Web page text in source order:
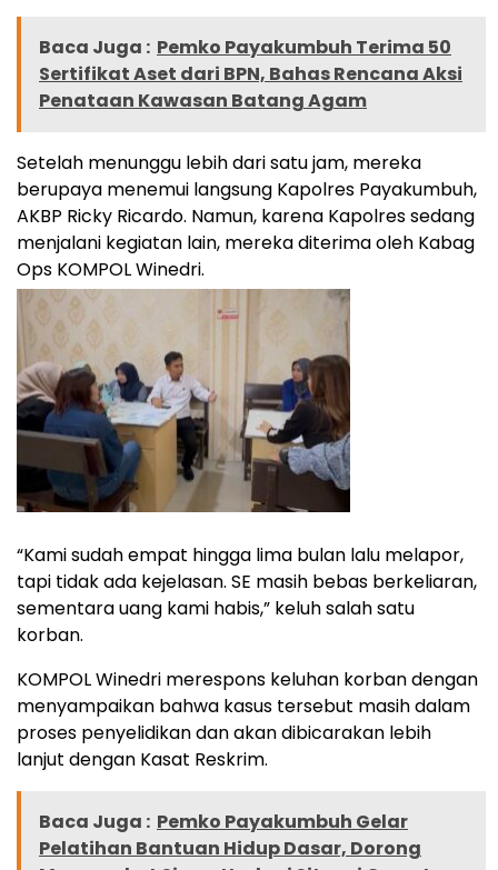
Baca Juga : Pemko Payakumbuh Terima 50
Sertifikat Aset dari BPN, Bahas Rencana Aksi
Penataan Kawasan Batang Agam
Setelah menunggu lebih dari satu jam, mereka
berupaya menemui langsung Kapolres Payakumbuh,
AKBP Ricky Ricardo. Namun, karena Kapolres sedang
menjalani kegiatan lain, mereka diterima oleh Kabag
Ops KOMPOL Winedri.
“Kami sudah empat hingga lima bulan lalu melapor,
tapi tidak ada kejelasan. SE masih bebas berkeliaran,
sementara uang kami habis,” keluh salah satu
korban.
KOMPOL Winedri merespons keluhan korban dengan
menyampaikan bahwa kasus tersebut masih dalam
proses penyelidikan dan akan dibicarakan lebih
lanjut dengan Kasat Reskrim.
Baca Juga : Pemko Payakumbuh Gelar
Pelatihan Bantuan Hidup Dasar, Dorong